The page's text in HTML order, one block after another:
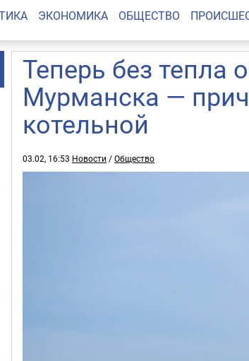
ЭКОНОМИКА ОБЩЕСТВО
Теперь без тепла
Мурманска —
котельной
03.02, 16:53 Новости /Общество